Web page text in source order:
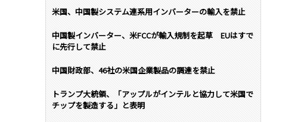
米国、中国製システム連系用インバーターの輸入を禁止
中国製インバーター、米FCCが輸入規制を起草 EUはすで
に先行して禁止
中国財政部、46社の米国企業製品の調達を禁止
トランプ大統領、「アップルがインテルと協力して米国で
チップを製造する」と表明